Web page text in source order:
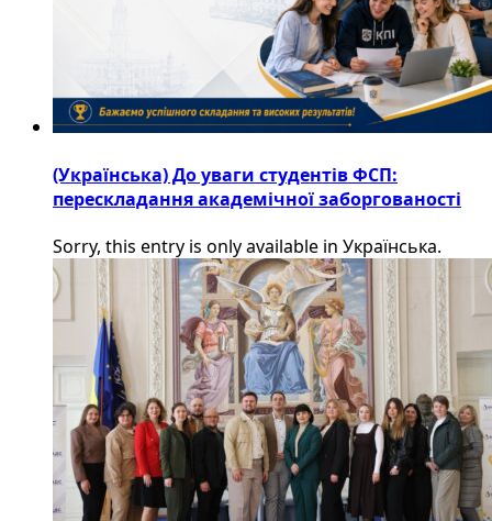
(Українська) До уваги студентів ФСП:
перескладання академічної заборгованості
Sorry, this entry is only available in Українська.